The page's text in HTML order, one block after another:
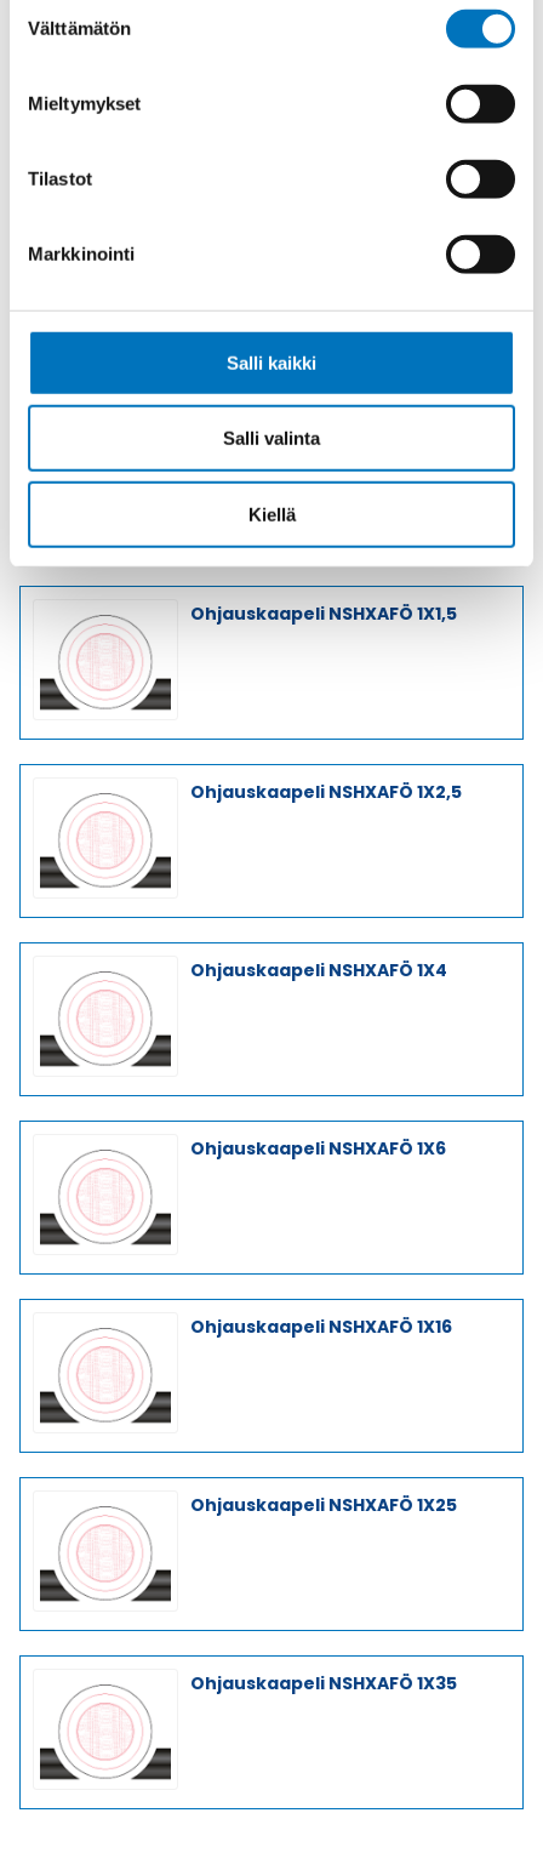
valinta
Välttämätön
Mieltymykset
Tilastot
Markkinointi
Salli kaikki
Salli valinta
Kiellä
Ohjauskaapeli NSHXAFÖ 1X150
Ohjauskaapeli NSHXAFÖ 1X185
Ohjauskaapeli NSHXAFÖ 1X240
Ohjauskaapeli NSHXAFÖ 1X1,5
Ohjauskaapeli NSHXAFÖ 1X2,5
Ohjauskaapeli NSHXAFÖ 1X4
Ohjauskaapeli NSHXAFÖ 1X6
Ohjauskaapeli NSHXAFÖ 1X16
Ohjauskaapeli NSHXAFÖ 1X25
Ohjauskaapeli NSHXAFÖ 1X35